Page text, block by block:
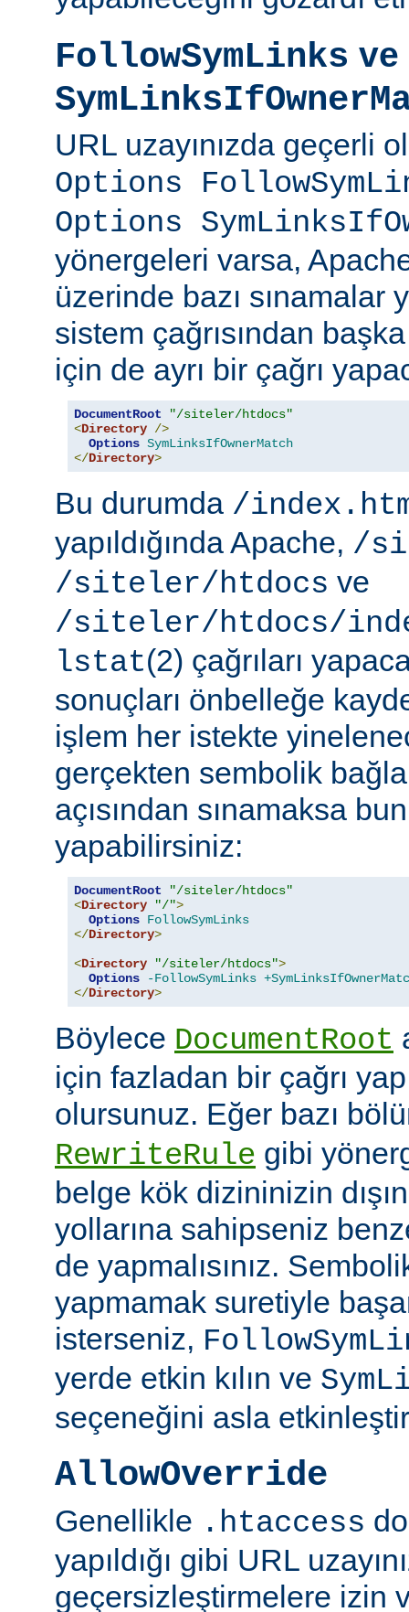
FollowSymLinks ve
URL uzayınızda geçerli
Options
Options
yönergeleri varsa,
üzerinde bazı sınamalar
sistem çağrısından
için de ayrı bir çağrı
DocumentRoot
"/siteler/htdocs"
<Directory />
Options SymLinksIfOwnerMatch
</Directory>
Bu durumda /
yapıldığında Apache, /
/siteler/htdocs ve
/siteler/htdocs/
lstat(2) çağrıları
sonuçları önbelleğe
işlem her istekte
gerçekten sembolik
açısından sınamaksa
yapabilirsiniz:
DocumentRoot
"/siteler/htdocs"
<Directory "/">
Options FollowSymLinks
</Directory>
<Directory "/siteler/htdocs">
Options
-FollowSymLinks
</Directory>
Böylece DocumentRoot
için fazladan bir çağrı
olursunuz. Eğer bazı
RewriteRule gibi
belge kök dizininizin
yollarına sahipseniz
de yapmalısınız.
yapmamak suretiyle
isterseniz,
yerde etkin kılın ve
seçeneğini asla
AllowOverride
Genellikle .htaccess
yapıldığı gibi URL
geçersizleştirmelere izin